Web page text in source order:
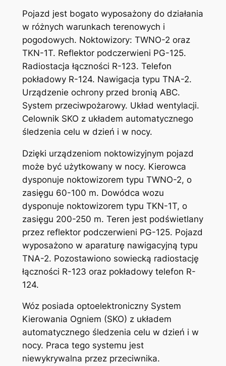
Pojazd jest bogato wyposażony do działania
w różnych warunkach terenowych i
pogodowych. Noktowizory: TWNO-2 oraz
TKN-1T. Reflektor podczerwieni PG-125.
Radiostacja łączności R-123. Telefon
pokładowy R-124. Nawigacja typu TNA-2.
Urządzenie ochrony przed bronią ABC.
System przeciwpożarowy. Układ wentylacji.
Celownik SKO z układem automatycznego
śledzenia celu w dzień i w nocy.
Dzięki urządzeniom noktowizyjnym pojazd
może być użytkowany w nocy. Kierowca
dysponuje noktowizorem typu TWNO-2, o
zasięgu 60-100 m. Dowódca wozu
dysponuje noktowizorem typu TKN-1T, o
zasięgu 200-250 m. Teren jest podświetlany
przez reflektor podczerwieni PG-125. Pojazd
wyposażono w aparaturę nawigacyjną typu
TNA-2. Pozostawiono sowiecką radiostację
łączności R-123 oraz pokładowy telefon R-
124.
Wóz posiada optoelektroniczny System
Kierowania Ogniem (SKO) z układem
automatycznego śledzenia celu w dzień i w
nocy. Praca tego systemu jest
niewykrywalna przez przeciwnika.